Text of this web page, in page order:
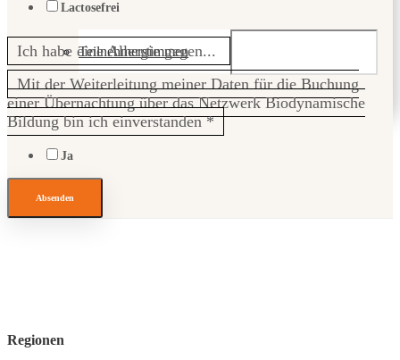
Teilnehmerstimmen
Lactosefrei
Ich habe eine Allergie gegen...
Mit der Weiterleitung meiner Daten für die Buchung
einer Übernachtung über das Netzwerk Biodynamische
Bildung bin ich einverstanden*
Ja
Absenden
Regionen